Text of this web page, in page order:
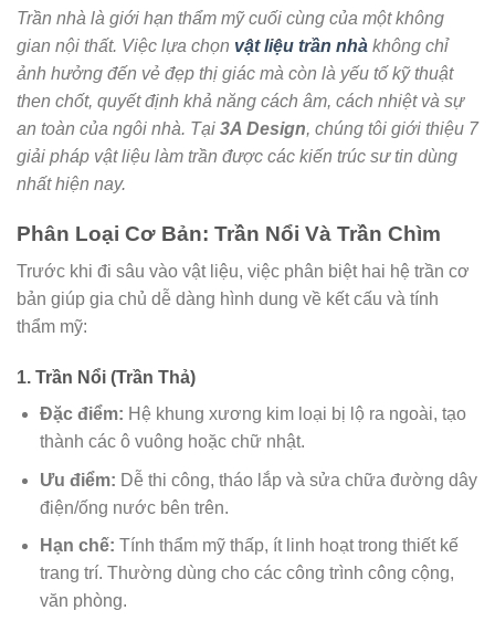
Trần nhà là giới hạn thẩm mỹ cuối cùng của một không
gian nội thất. Việc lựa chọn vật liệu trần nhà không chỉ
ảnh hưởng đến vẻ đẹp thị giác mà còn là yếu tố kỹ thuật
then chốt, quyết định khả năng cách âm, cách nhiệt và sự
an toàn của ngôi nhà. Tại 3A Design, chúng tôi giới thiệu 7
giải pháp vật liệu làm trần được các kiến trúc sư tin dùng
nhất hiện nay.
Phân Loại Cơ Bản: Trần Nổi Và Trần Chìm
Trước khi đi sâu vào vật liệu, việc phân biệt hai hệ trần cơ
bản giúp gia chủ dễ dàng hình dung về kết cấu và tính
thẩm mỹ:
1. Trần Nổi (Trần Thả)
Đặc điểm: Hệ khung xương kim loại bị lộ ra ngoài, tạo
thành các ô vuông hoặc chữ nhật.
Ưu điểm: Dễ thi công, tháo lắp và sửa chữa đường dây
điện/ống nước bên trên.
Hạn chế: Tính thẩm mỹ thấp, ít linh hoạt trong thiết kế
trang trí. Thường dùng cho các công trình công cộng,
văn phòng.